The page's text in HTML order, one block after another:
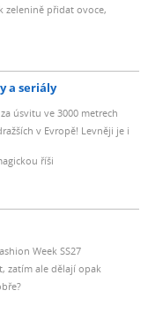
zelenině přidat ovoce,
a seriály
úsvitu ve 3000 metrech
v Evropě! Levněji je i
říši
Week SS27
zatím ale dělají opak